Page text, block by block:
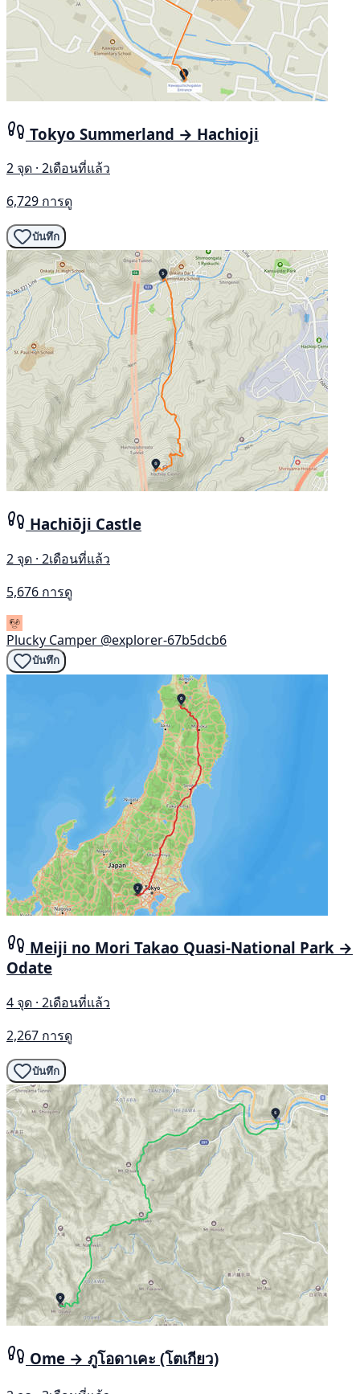
Tokyo Summerland → Hachioji
2 จุด · 2เดือนที่แล้ว
6,729 การดู
บันทึก
Hachiōji Castle
2 จุด · 2เดือนที่แล้ว
5,676 การดู
Plucky Camper @explorer-67b5dcb6
บันทึก
Meiji no Mori Takao Quasi-National Park →
Odate
4 จุด · 2เดือนที่แล้ว
2,267 การดู
บันทึก
Ome → ภูโอดาเคะ (โตเกียว)